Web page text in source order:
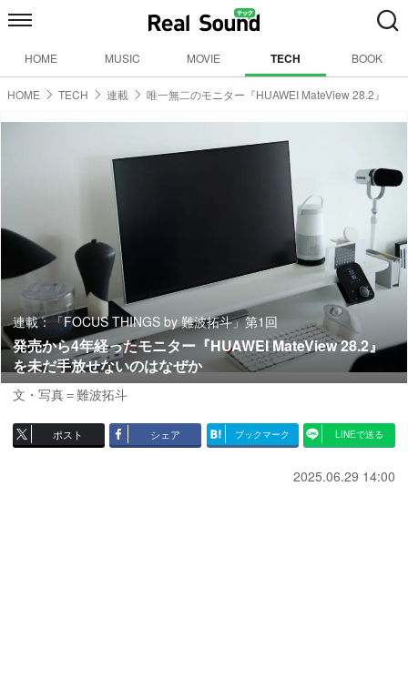
HOME MUSIC MOVIE TECH BOOK
HOME TECH 連載 唯一無二のモニター『HUAWEI MateView 28.2』
連載：「FOCUS THINGS by 難波拓斗」第1回
発売から4年経ったモニター『HUAWEI MateView 28.2』
を未だ手放せないのはなぜか
文・写真＝難波拓斗
ポスト シェア ブックマーク LINEで送る
2025.06.29 14:00